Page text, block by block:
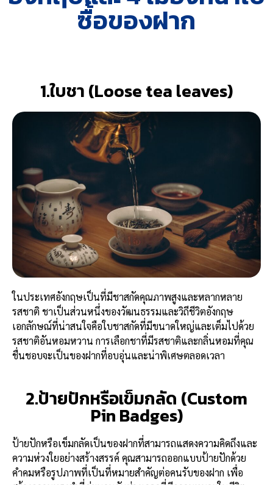
ซื้อของฝาก
1.ใบชา (Loose tea leaves)
ในประเทศอังกฤษเป็นที่มีชาสกัดคุณภาพสูงและหลากหลาย
รสชาติ ชาเป็นส่วนหนึ่งของวัฒนธรรมและวิถีชีวิตอังกฤษ
เอกลักษณ์ที่น่าสนใจคือใบชาสกัดที่มีขนาดใหญ่และเต็มไปด้วย
รสชาติอันหอมหวาน การเลือกชาที่มีรสชาติและกลิ่นหอมที่คุณ
ชื่นชอบจะเป็นของฝากที่อบอุ่นและน่าพิเศษตลอดเวลา
2.ป้ายปักหรือเข็มกลัด (Custom
Pin Badges)
ป้ายปักหรือเข็มกลัดเป็นของฝากที่สามารถแสดงความคิดถึงและ
ความห่วงใยอย่างสร้างสรรค์ คุณสามารถออกแบบป้ายปักด้วย
คำคมหรือรูปภาพที่เป็นที่หมายสำคัญต่อคนรับของฝาก เพื่อ